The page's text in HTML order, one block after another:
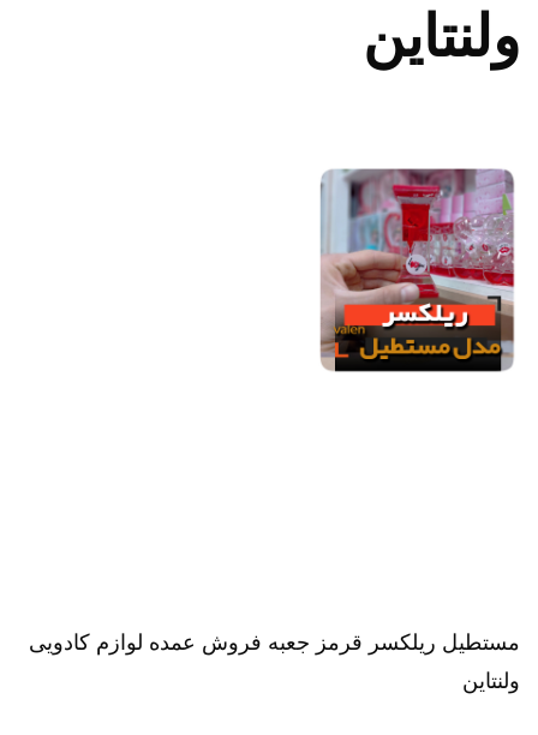
ولنتاین
مستطیل ریلکسر قرمز جعبه فروش عمده لوازم کادویی
ولنتاین